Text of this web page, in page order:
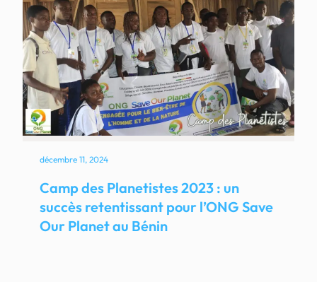
décembre 11, 2024
Camp des Planetistes 2023 : un
succès retentissant pour l’ONG Save
Our Planet au Bénin